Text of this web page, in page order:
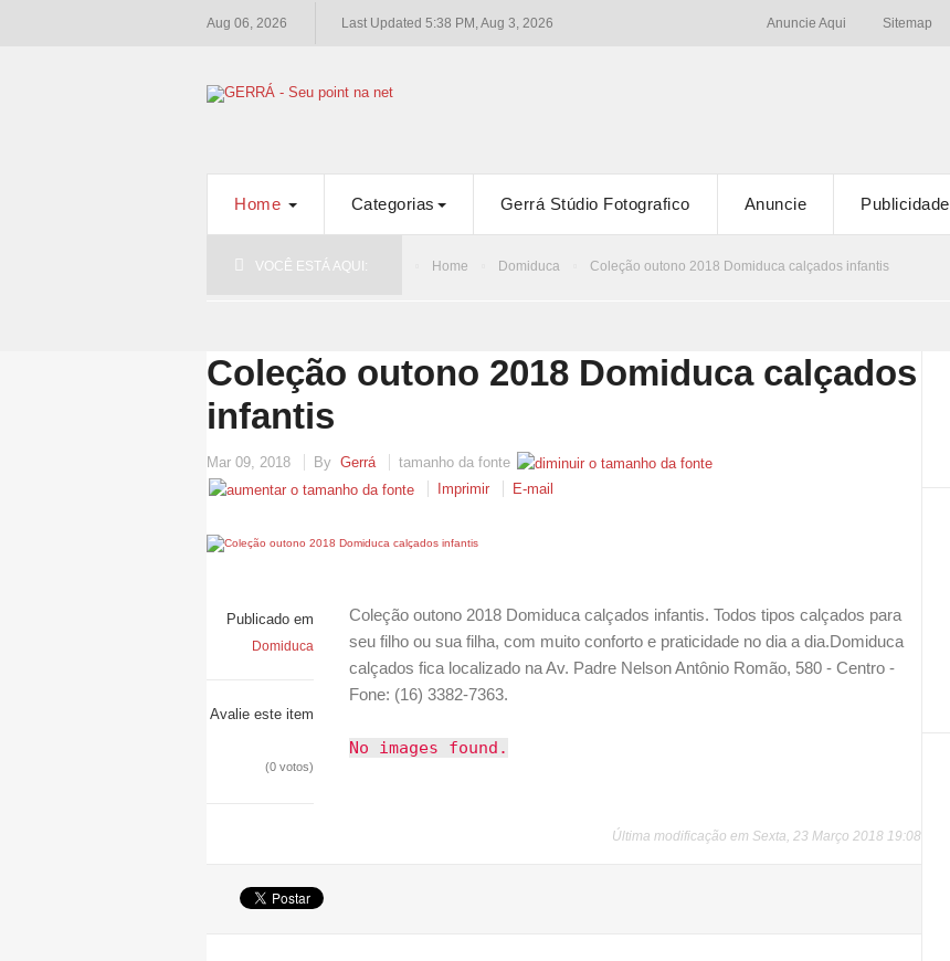
Aug 06, 2026 Last Updated 5:38 PM, Aug 3, 2026 Anuncie Aqui Sitemap
Home Categorias Gerrá Stúdio Fotografico Anuncie Publicidade
VOCÊ ESTÁ AQUI: Home Domiduca Coleção outono 2018 Domiduca calçados infantis
Coleção outono 2018 Domiduca calçados
infantis
Mar 09, 2018 By Gerrá
tamanho da fonte
Imprimir
E-mail
Publicado em
Domiduca
Avalie este item
(0 votos)
Coleção outono 2018 Domiduca calçados infantis. Todos tipos calçados para
seu filho ou sua filha, com muito conforto e praticidade no dia a dia.Domiduca
calçados fica localizado na Av. Padre Nelson Antônio Romão, 580 - Centro -
Fone: (16) 3382-7363.
No images found.
Última modificação em Sexta, 23 Março 2018 19:08